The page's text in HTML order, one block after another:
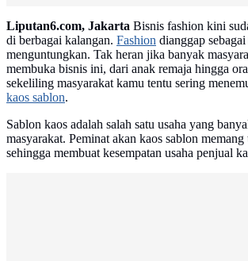
Liputan6.com, Jakarta Bisnis fashion kini
di berbagai kalangan. Fashion dianggap
menguntungkan. Tak heran jika banyak
membuka bisnis ini, dari anak remaja hingga
sekeliling masyarakat kamu tentu sering
kaos sablon.
Sablon kaos adalah salah satu usaha yang
masyarakat. Peminat akan kaos sablon
sehingga membuat kesempatan usaha penjual